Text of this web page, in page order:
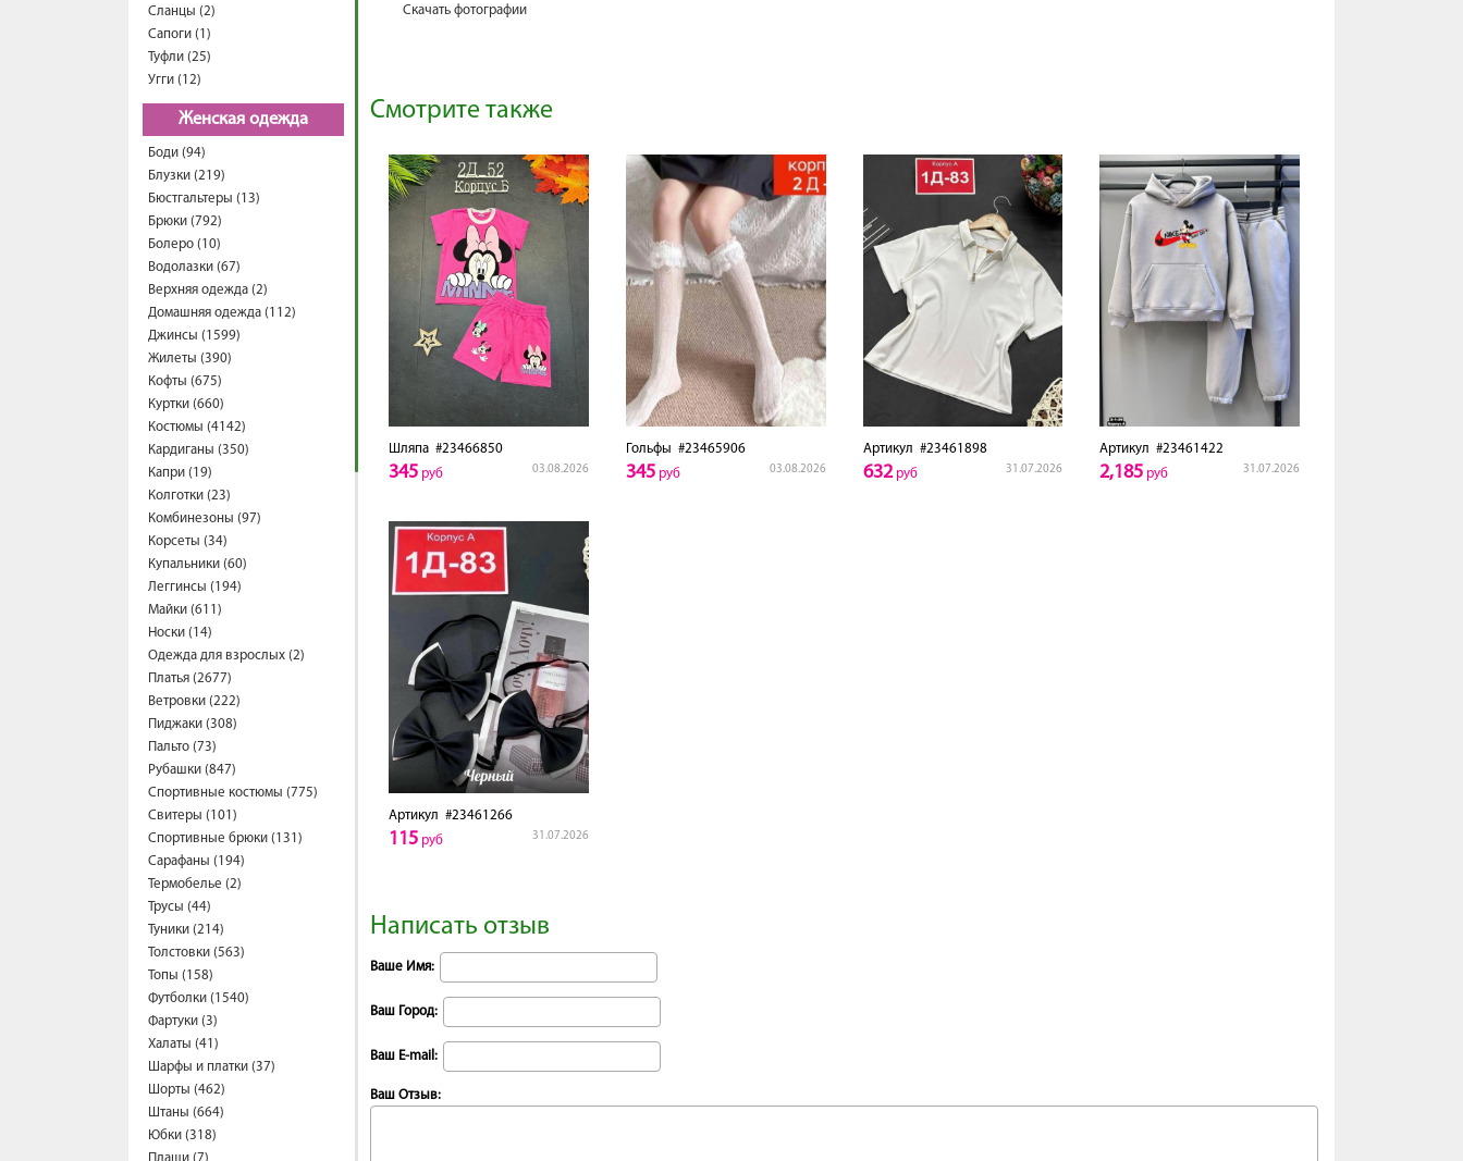
Сланцы (2)
Сапоги (1)
Туфли (25)
Угги (12)
Женская одежда
Боди (94)
Блузки (219)
Бюстгальтеры (13)
Брюки (792)
Болеро (10)
Водолазки (67)
Верхняя одежда (2)
Домашняя одежда (112)
Джинсы (1599)
Жилеты (390)
Кофты (675)
Куртки (660)
Костюмы (4142)
Кардиганы (350)
Капри (19)
Колготки (23)
Комбинезоны (97)
Корсеты (34)
Купальники (60)
Леггинсы (194)
Майки (611)
Носки (14)
Одежда для взрослых (2)
Платья (2677)
Ветровки (222)
Пиджаки (308)
Пальто (73)
Рубашки (847)
Спортивные костюмы (775)
Свитеры (101)
Спортивные брюки (131)
Сарафаны (194)
Термобелье (2)
Трусы (44)
Туники (214)
Толстовки (563)
Топы (158)
Футболки (1540)
Фартуки (3)
Халаты (41)
Шарфы и платки (37)
Шорты (462)
Штаны (664)
Юбки (318)
Скачать фотографии
Смотрите также
Шляпа #23466850
03.08.2026
345 руб
Гольфы #23465906
03.08.2026
345руб
Артикул #23461898
31.07.2026
632руб
Артикул #23461422
31.07.2026
2,185 руб
Артикул #23461266
31.07.2026
115 руб
Написать отзыв
Ваше Имя:
Ваш Город:
Ваш E-mail:
Ваш Отзыв: